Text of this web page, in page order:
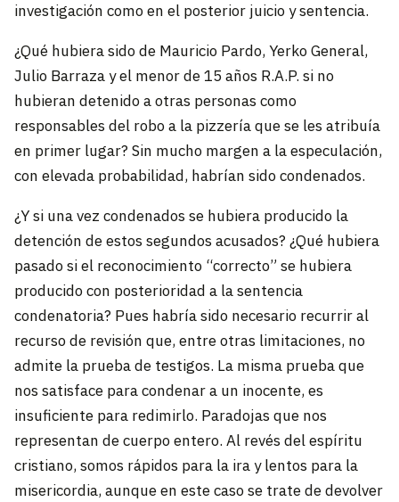
investigación como en el posterior juicio y sentencia.
¿Qué hubiera sido de Mauricio Pardo, Yerko General,
Julio Barraza y el menor de 15 años R.A.P. si no
hubieran detenido a otras personas como
responsables del robo a la pizzería que se les atribuía
en primer lugar? Sin mucho margen a la especulación,
con elevada probabilidad, habrían sido condenados.
¿Y si una vez condenados se hubiera producido la
detención de estos segundos acusados? ¿Qué hubiera
pasado si el reconocimiento “correcto” se hubiera
producido con posterioridad a la sentencia
condenatoria? Pues habría sido necesario recurrir al
recurso de revisión que, entre otras limitaciones, no
admite la prueba de testigos. La misma prueba que
nos satisface para condenar a un inocente, es
insuficiente para redimirlo. Paradojas que nos
representan de cuerpo entero. Al revés del espíritu
cristiano, somos rápidos para la ira y lentos para la
misericordia, aunque en este caso se trate de devolver